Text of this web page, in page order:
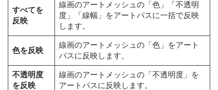
すべてを
反映
線画のアートメッシュの「色」「不透明
度」「線幅」をアートパスに一括で反映
します。
色を反映
線画のアートメッシュの「色」をアート
パスに反映します。
不透明度
を反映
線画のアートメッシュの「不透明度」を
アートパスに反映します。